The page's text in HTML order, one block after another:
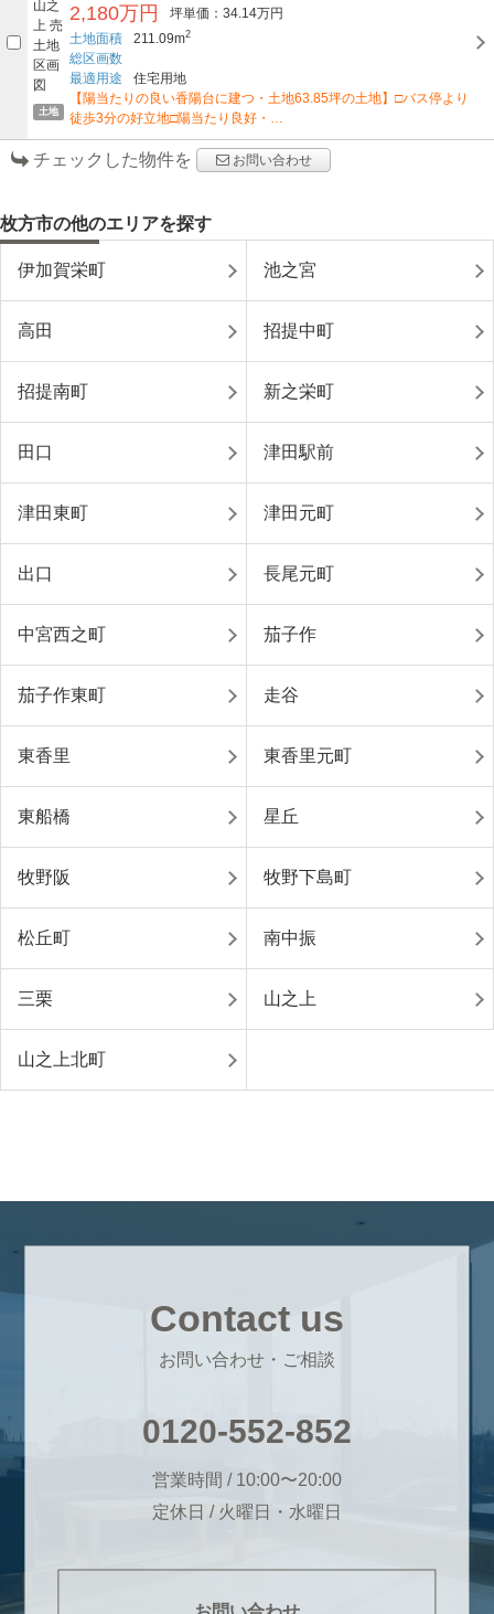
土地
2,180万円
坪単価：34.14万円
土地面積
211.09m2
総区画数
最適用途
住宅用地
【陽当たりの良い香陽台に建つ・土地63.85坪の土地】□バス停より
徒歩3分の好立地□陽当たり良好・…
チェックした物件を お問い合わせ
枚方市の他のエリアを探す
伊加賀栄町 池之宮
高田 招提中町
招提南町 新之栄町
田口 津田駅前
津田東町 津田元町
出口 長尾元町
中宮西之町 茄子作
茄子作東町 走谷
東香里 東香里元町
東船橋 星丘
牧野阪 牧野下島町
松丘町 南中振
三栗 山之上
山之上北町
Contact us
お問い合わせ・ご相談
0120-552-852
営業時間 / 10:00〜20:00
定休日 / 火曜日・水曜日
お問い合わせ